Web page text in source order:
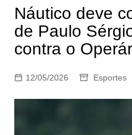
Náutico deve
de Paulo
contra o
12/05/2026 Esportes